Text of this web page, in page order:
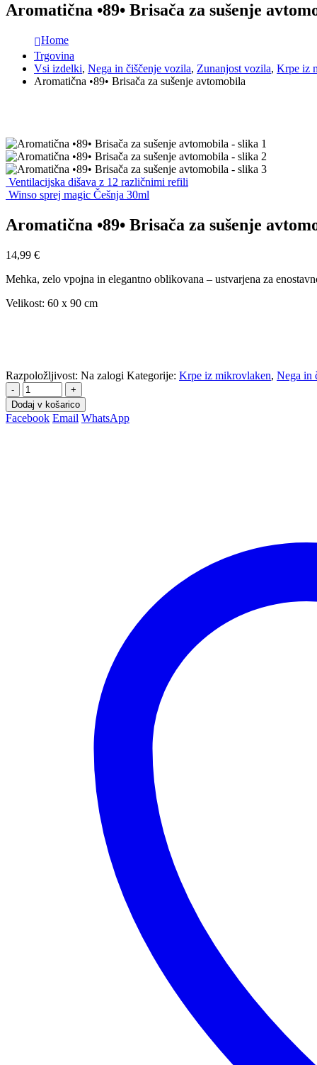
Aromatična •89• Brisača za sušenje
Home
Trgovina
Vsi izdelki, Nega in čiščenje vozila, Zunanjost vozila, Krpe iz
Aromatična •89• Brisača za sušenje avtomobila
Ventilacijska dišava z 12 različnimi refili
Winso sprej magic Češnja 30ml
Aromatična •89• Brisača za sušenje
14,99 €
Mehka, zelo vpojna in elegantno oblikovana – ustvarjena za
Velikost: 60 x 90 cm
Razpoložljivost: Na zalogi Kategorije: Krpe iz mikrovlaken, Nega in
-
+
Dodaj v košarico
Facebook Email WhatsApp